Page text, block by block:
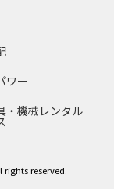
ワー
・機械レンタル
rights reserved.